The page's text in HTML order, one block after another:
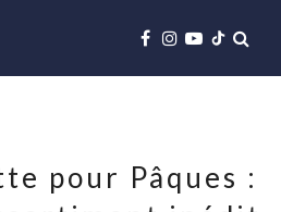
pour Pâques :